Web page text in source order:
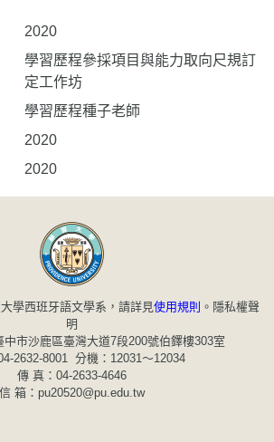
2020
學習歷程參採項目與能力取向尺規訂
定工作坊
學習歷程種子老師
2020
2020
學西班牙語文學系，請詳見使用規則 。 隱私權聲
明
中市沙鹿區臺灣大道7段200號伯鐸樓303室
2632-8001 分機：12031～12034
傳 真：04-2633-4646
信 箱：pu20520@pu.edu.tw